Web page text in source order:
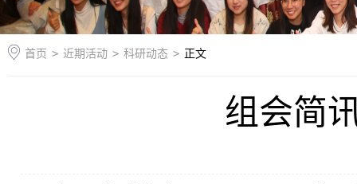
首页 > 近期活动 > 科研动态 > 正文
组会简